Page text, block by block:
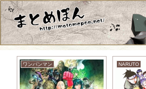
ワンパンマン NARUTO